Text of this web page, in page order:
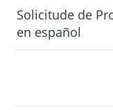
Solicitude de
en español